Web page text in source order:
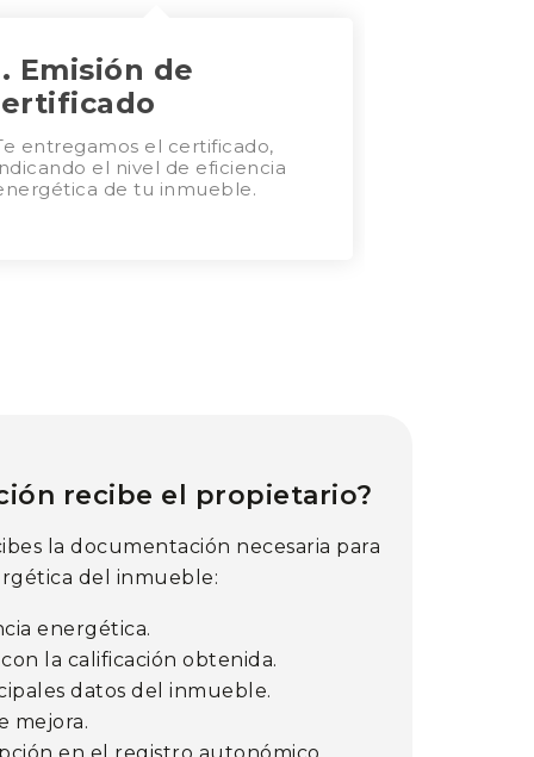
Emisión de
entregamos el certificado,
el nivel de eficiencia
de tu inmueble.
recibe el propietario?
la documentación necesaria para
del inmueble:
energética.
la calificación obtenida.
datos del inmueble.
mejora.